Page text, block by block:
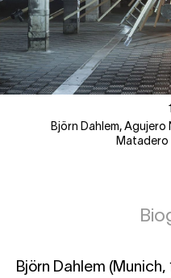
11
Björn Dahlem, Agujero
Matadero
Björn Dahlem